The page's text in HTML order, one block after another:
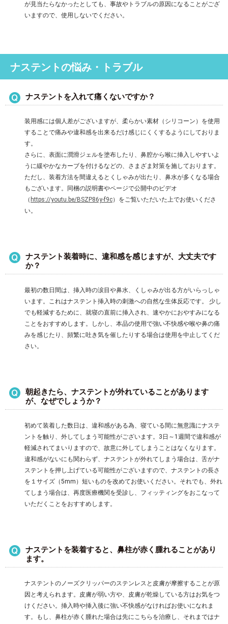
が見当たらなかったとしても、事故やトラブルの原因になることがござ
いますので、使用しないでください。
ナステントの悩み・トラブル
ナステントを入れて痛くないですか？
装用感には個人差がございますが、柔らかい素材（シリコーン）を使用
することで痛みや違和感を出来るだけ感じにくくするようにしておりま
す。
さらに、表面に潤滑ジェルを塗布したり、鼻腔から喉に挿入しやすいよ
うに緩やかなカーブを付けるなどの、さまざま対策を施しております。
ただし、装着方法を間違えるとくしゃみが出たり、鼻水が多くなる場合
もございます。同梱の説明書やページで公開中のビデオ
（ https://youtu.be/BSZP86y-f9c）をご覧いただいた上でお使いくださ
い。
ナステント装着時に、違和感を感じますが、大丈夫です
か？
最初の数日間は、挿入時の涙目や鼻水、くしゃみが出る方がいらっしゃ
います。これはナステント挿入時の刺激への自然な生体反応です。 少し
でも軽減するために、就寝の直前に挿入され、速やかにおやすみになる
ことをおすすめします。しかし、本品の使用で強い不快感や喉や鼻の痛
みを感じたり、頻繁に吐き気を催したりする場合は使用を中止してくだ
さい。
朝起きたら、ナステントが外れていることがあります
が、なぜでしょうか？
初めて装着した数日は、違和感がある為、寝ている間に無意識にナステ
ントを触り、外してしまう可能性がございます。3日～1週間で違和感が
軽減されてまいりますので、故意に外してしまうことはなくなります。
違和感がないにも関わらず、ナステントが外れてしまう場合は、舌がナ
ステントを押し上げている可能性がございますので、ナステントの長さ
を１サイズ（5mm）短いものを改めてお使いください。それでも、外れ
てしまう場合は、再度医療機関を受診し、フィッティングをおこなって
いただくことをおすすめします。
ナステントを装着すると、鼻柱が赤く腫れることがあり
ます。
ナステントのノーズクリッパーのステンレスと皮膚が摩擦することが原
因と考えられます。皮膚が弱い方や、皮膚が乾燥している方はお気をつ
けください。挿入時や挿入後に強い不快感がなければお使いになれま
す。もし、鼻柱が赤く腫れた場合は先にこちらを治療し、それまではナ